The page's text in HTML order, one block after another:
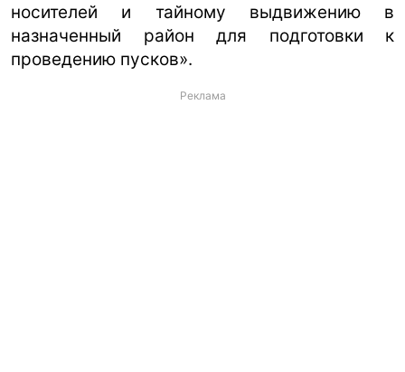
носителей и тайному выдвижению в
назначенный район для подготовки к
проведению пусков».
Реклама